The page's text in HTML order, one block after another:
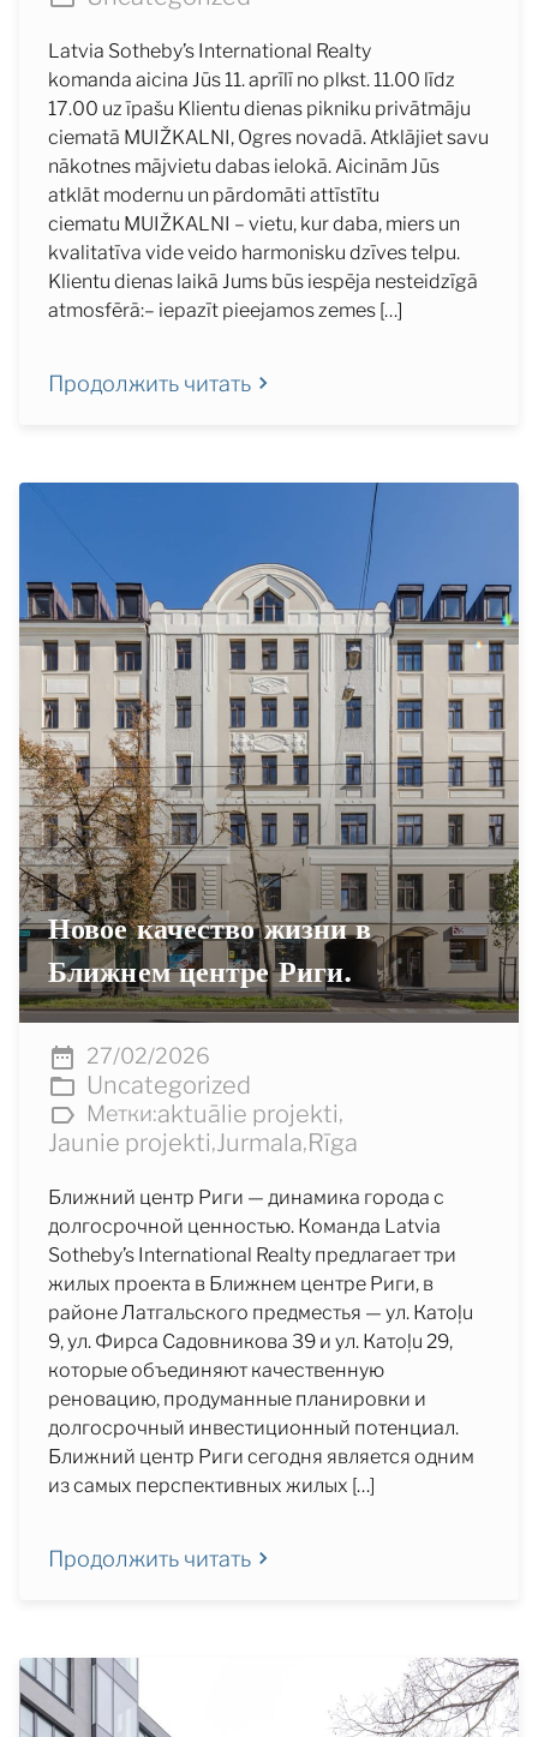
Latvia Sotheby’s International Realty
komanda aicina Jūs 11. aprīlī no plkst. 11.00 līdz
17.00 uz īpašu Klientu dienas pikniku privātmāju
ciematā MUIŽKALNI, Ogres novadā. Atklājiet savu
nākotnes mājvietu dabas ielokā. Aicinām Jūs
atklāt modernu un pārdomāti attīstītu
ciematu MUIŽKALNI – vietu, kur daba, miers un
kvalitatīva vide veido harmonisku dzīves telpu.
Klientu dienas laikā Jums būs iespēja nesteidzīgā
atmosfērā:– iepazīt pieejamos zemes […]
Продолжить читать
Новое качество жизни в
Ближнем центре Риги.
27/02/2026
Uncategorized
Метки:aktuālie projekti,
Jaunie projekti,Jurmala,Rīga
Ближний центр Риги — динамика города с
долгосрочной ценностью. Команда Latvia
Sotheby’s International Realty предлагает три
жилых проекта в Ближнем центре Риги, в
районе Латгальского предместья — ул. Катоļu
9, ул. Фирса Садовникова 39 и ул. Катоļu 29,
которые объединяют качественную
реновацию, продуманные планировки и
долгосрочный инвестиционный потенциал.
Ближний центр Риги сегодня является одним
из самых перспективных жилых […]
Продолжить читать